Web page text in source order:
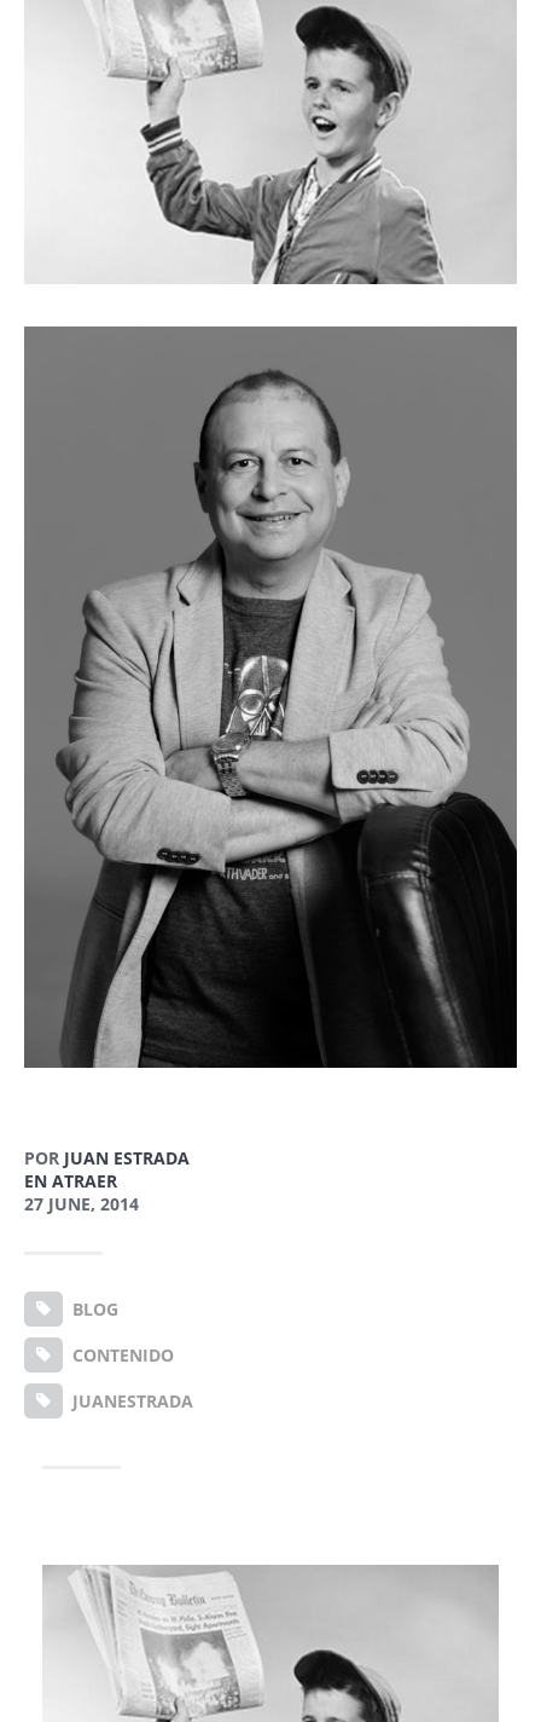
POR JUAN ESTRADA
EN ATRAER
27 JUNE, 2014
BLOG
CONTENIDO
JUANESTRADA